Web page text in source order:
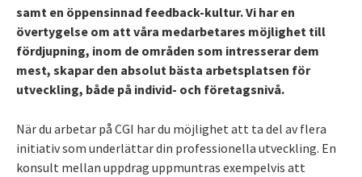
samt en öppensinnad feedback-kultur. Vi har en
övertygelse om att våra medarbetares möjlighet till
fördjupning, inom de områden som intresserar dem
mest, skapar den absolut bästa arbetsplatsen för
utveckling, både på individ- och företagsnivå.
När du arbetar på CGI har du möjlighet att ta del av flera
initiativ som underlättar din professionella utveckling. En
konsult mellan uppdrag uppmuntras exempelvis att